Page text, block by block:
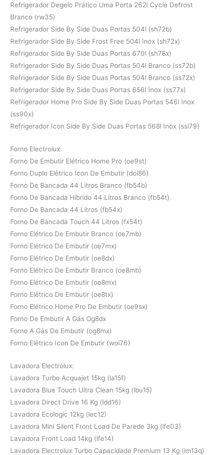
Refrigerador Degelo Prático Uma Porta 262l Cycle Defrost
Branco (rw35)
Refrigerador Side By Side Duas Portas 504l (sh72b)
Refrigerador Side By Side Frost Free 504l Inox (sh72x)
Refrigerador Side By Side Duas Portas 670l (sh78x)
Refrigerador Side By Side Duas Portas 504l Branco (ss72b)
Refrigerador Side By Side Duas Portas 504l Branco (ss72x)
Refrigerador Side By Side Duas Portas 656l Inox (ss77x)
Refrigerador Home Pro Side By Side Duas Portas 546l Inox
(ss90x)
Refrigerador Icon Side By Side Duas Portas 568l Inox (ssi79)
Forno Electrolux:
Forno De Embutir Elétrico Home Pro (oe9st)
Forno Duplo Elétrico Icon De Embutir (doi86)
Forno De Bancada 44 Litros Branco (fb54b)
Forno De Bancada Híbrido 44 Litros Branco (fb54t)
Forno De Bancada 44 Litros (fb54x)
Forno De Bancada Touch 44 Litros (fx54t)
Forno Elétrico De Embutir Branco (oe7mb)
Forno Elétrico De Embutir (oe7mx)
Forno Elétrico De Embutir (oe8dx)
Forno Elétrico De Embutir Branco (oe8mb)
Forno Elétrico De Embutir (oe8mx)
Forno Elétrico De Embutir (oe8tx)
Forno Elétrico Home Pro De Embutir (oe9sx)
Forno De Embutir A Gás Og8dx
Forno A Gás De Embutir (og8mx)
Forno Elétrico Icon De Embutir (woi76)
Lavadora Electrolux:
Lavadora Turbo Acquajet 15kg (la15f)
Lavadora Blue Touch Ultra Clean 15kg (lbu15)
Lavadora Direct Drive 16 Kg (ldd16)
Lavadora Ecologic 12kg (lec12)
Lavadora Mini Silent Front Load De Parede 3kg (lfe03)
Lavadora Front Load 14kg (lfe14)
Lavadora Electrolux Turbo Capacidade Premium 13 Kg (lm13q)